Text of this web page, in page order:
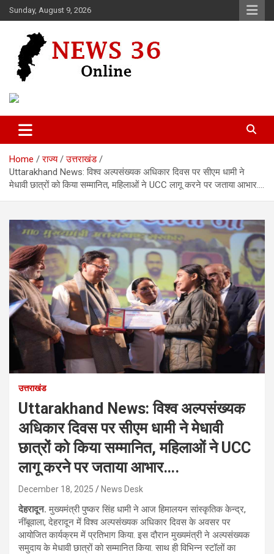
Skip
to
Sunday, August 9, 2026
News 36
Home राज्य
उत्तराखंड
Uttarakhand News: विश्व अल्पसंख्यक अधिकार दिवस पर सीएम धामी ने
मेधावी छात्रों को किया सम्मानित, महिलाओं ने UCC लागू करने पर जताया आभार….
उत्तराखंड
Uttarakhand News: विश्व अल्पसंख्यक
अधिकार दिवस पर सीएम धामी ने मेधावी
छात्रों को किया सम्मानित, महिलाओं ने UCC
लागू करने पर जताया आभार….
December 18, 2025 News Desk
देहरादून.मुख्यमंत्री पुष्कर सिंह धामी ने आज हिमालयन सांस्कृतिक केन्द्र,
नींबूवाला, देहरादून में विश्व अल्पसंख्यक अधिकार दिवस के अवसर पर
आयोजित कार्यक्रम में प्रतिभाग किया. इस दौरान मुख्यमंत्री ने अल्पसंख्यक
समुदाय के मेधावी छात्रों को सम्मानित किया. साथ ही विभिन्न स्टॉलों का